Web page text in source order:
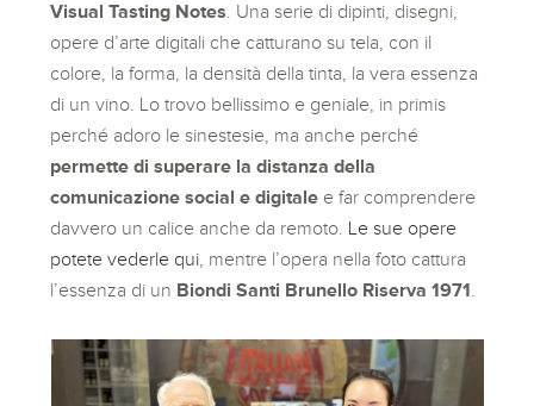
Visual Tasting Notes . Una serie di dipinti, disegni,
opere d’arte digitali che catturano su tela, con il
colore, la forma, la densità della tinta, la vera essenza
di un vino. Lo trovo bellissimo e geniale, in primis
perché adoro le sinestesie, ma anche perché
permette di superare la distanza della
comunicazione social e digitale e far comprendere
davvero un calice anche da remoto. Le sue opere
potete vederle qui , mentre l’opera nella foto cattura
l’essenza di un Biondi Santi Brunello Riserva 1971